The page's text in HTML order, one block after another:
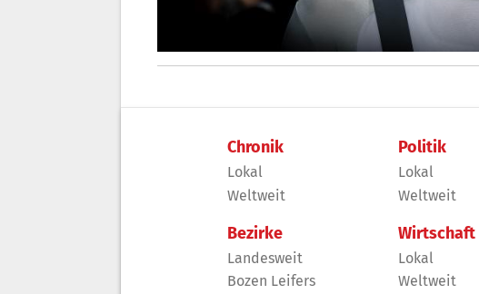
Chronik
Lokal
Weltweit
Bezirke
Landesweit
Bozen Leifers
Politik
Lokal
Weltweit
Wirtschaft
Lokal
Weltweit